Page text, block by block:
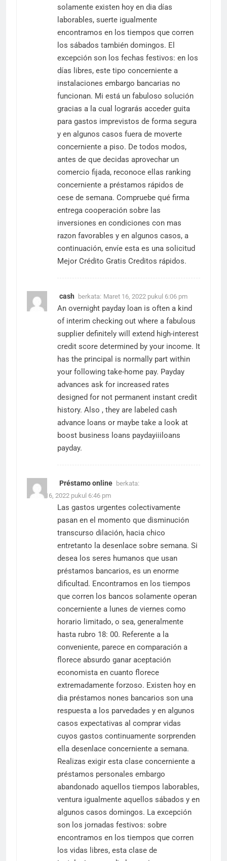
solamente existen hoy en dia días
laborables, suerte igualmente
encontramos en los tiempos que corren
los sábados también domingos. El
excepción son los fechas festivos: en los
días libres, este tipo concerniente a
instalaciones embargo bancarias no
funcionan. Mi está un fabuloso solución
gracias a la cual lograrás acceder guita
para gastos imprevistos de forma segura
y en algunos casos fuera de moverte
concerniente a piso. De todos modos,
antes de que decidas aprovechar un
comercio fijada, reconoce ellas ranking
concerniente a préstamos rápidos de
cese de semana. Compruebe qué firma
entrega cooperación sobre las
inversiones en condiciones con mas
razon favorables y en algunos casos, a
continuación, envíe esta es una solicitud
Mejor Crédito Gratis Creditos rápidos.
cash berkata: Maret 16, 2022 pukul 6:06 pm
An overnight payday loan is often a kind
of interim checking out where a fabulous
supplier definitely will extend high-interest
credit score determined by your income. It
has the principal is normally part within
your following take-home pay. Payday
advances ask for increased rates
designed for not permanent instant credit
history. Also , they are labeled cash
advance loans or maybe take a look at
boost business loans paydayiiiloans
payday.
Préstamo online berkata:
Maret 16, 2022 pukul 6:46 pm
Las gastos urgentes colectivamente
pasan en el momento que disminución
transcurso dilación, hacia chico
entretanto la desenlace sobre semana. Si
desea los seres humanos que usan
préstamos bancarios, es un enorme
dificultad. Encontramos en los tiempos
que corren los bancos solamente operan
concerniente a lunes de viernes como
horario limitado, o sea, generalmente
hasta rubro 18: 00. Referente a la
conveniente, parece en comparación a
florece absurdo ganar aceptación
economista en cuanto florece
extremadamente forzoso. Existen hoy en
dia préstamos nones bancarios son una
respuesta a los parvedades y en algunos
casos expectativas al comprar vidas
cuyos gastos continuamente sorprenden
ella desenlace concerniente a semana.
Realizas exigir esta clase concerniente a
préstamos personales embargo
abandonado aquellos tiempos laborables,
ventura igualmente aquellos sábados y en
algunos casos domingos. La excepción
son los jornadas festivos: sobre
encontramos en los tiempos que corren
los vidas libres, esta clase de